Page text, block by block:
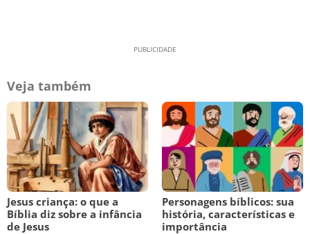
Veja também
Jesus criança: o que a
Bíblia diz sobre a infância
de Jesus
Personagens bíblicos: sua
história, características e
importância